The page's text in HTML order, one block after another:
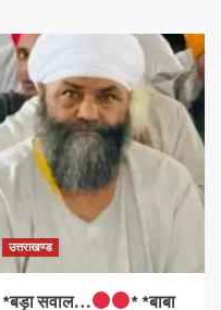
उत्तराखण्ड
*बड़ा सवाल…
* *बाबा